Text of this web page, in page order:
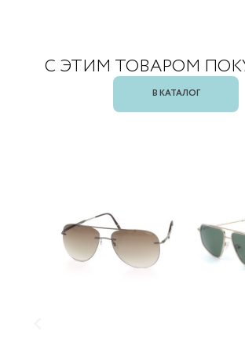
С ЭТИМ ТОВАРОМ
В КАТАЛОГ